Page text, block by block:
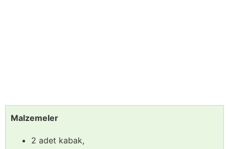
Malzemeler
2 adet kabak,